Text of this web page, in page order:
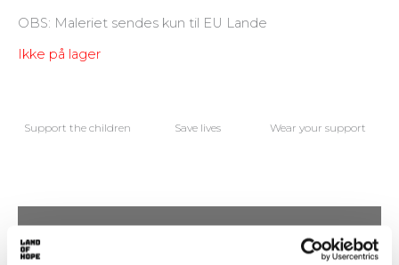
OBS: Maleriet sendes kun til EU Lande
Ikke på lager
Support the children Save lives Wear your support
Beskrivelse
Dette maleri er skabt af Hope, som Land of Hope